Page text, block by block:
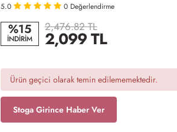
5.0 0 Değerlendirme
%15
İNDİRİM
2,476.82 TL
2,099TL
Ürün geçici olarak temin edilememektedir.
Stoga Girince Haber Ver